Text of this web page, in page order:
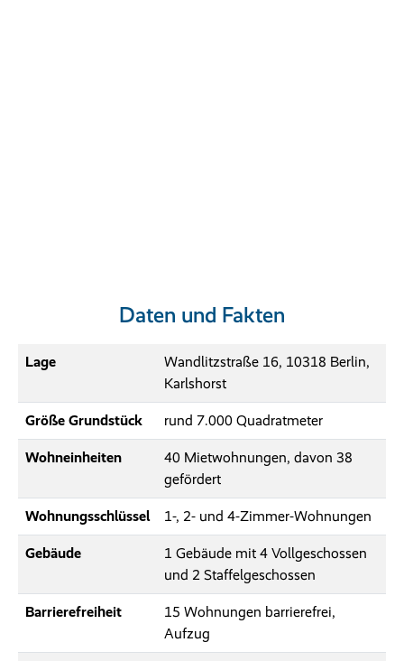
Daten und Fakten
Lage
Wandlitzstraße 16, 10318 Berlin,
Karlshorst
Größe Grundstück rund 7.000 Quadratmeter
Wohneinheiten
40 Mietwohnungen, davon 38
gefördert
Wohnungsschlüssel 1-, 2- und 4-Zimmer-Wohnungen
Gebäude
1 Gebäude mit 4 Vollgeschossen
und 2 Staffelgeschossen
Barrierefreiheit
15 Wohnungen barrierefrei,
Aufzug